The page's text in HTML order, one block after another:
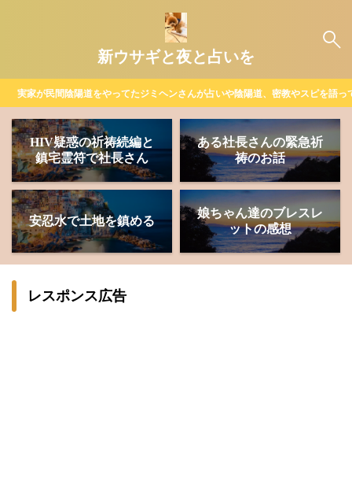
新ウサギと夜と占いを
実家が民間陰陽道をやってたジミヘンさんが占いや陰陽道、密教やスピを語
HIV疑惑の祈祷続編と
鎮宅霊符で社長さん
ある社長さんの緊急祈
祷のお話
安忍水で土地を鎮める
娘ちゃん達のブレスレ
ットの感想
レスポンス広告